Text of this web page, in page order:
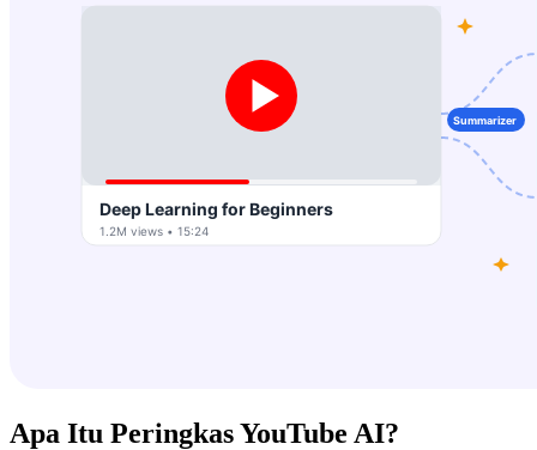
Apa Itu Peringkas YouTube AI?